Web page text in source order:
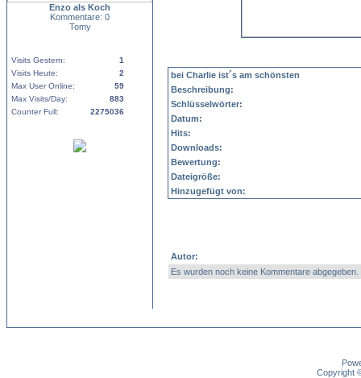
Enzo als Koch
Kommentare: 0
Tomy
Visits Gestern:
1
Visits Heute:
2
Max User Online:
59
Max Visits/Day:
883
Counter Full:
2275036
bei Charlie ist´s am schönsten
Beschreibung:
Schlüsselwörter:
Datum:
Hits:
Downloads:
Bewertung:
Dateigröße:
Hinzugefügt von:
Autor:
Es wurden noch keine Kommentare abgegeben.
Copyright